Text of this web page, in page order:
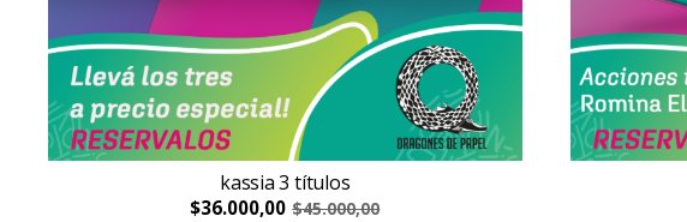
kassia 3 títulos
$36.000,00 $45.000,00